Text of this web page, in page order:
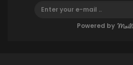
Powered by